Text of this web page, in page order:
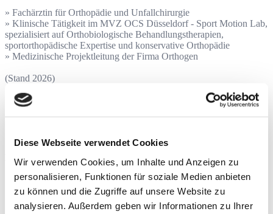
Diese Webseite verwendet Cookies
Wir verwenden Cookies, um Inhalte und Anzeigen zu
personalisieren, Funktionen für soziale Medien anbieten
zu können und die Zugriffe auf unsere Website zu
analysieren. Außerdem geben wir Informationen zu Ihrer
» Fachärztin für Orthopädie und Unfallchirurgie
» Klinische Tätigkeit im MVZ OCS Düsseldorf - Sport Motion Lab,
spezialisiert auf Orthobiologische Behandlungstherapien,
sportorthopädische Expertise und konservative Orthopädie
» Medizinische Projektleitung der Firma Orthogen
(Stand 2026)
Beiträge